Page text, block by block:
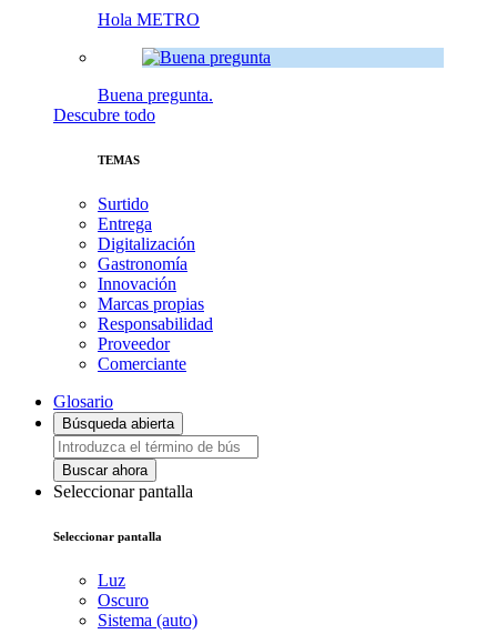
Hola METRO
Buena pregunta.
Descubre todo
TEMAS
Surtido
Entrega
Digitalización
Gastronomía
Innovación
Marcas propias
Responsabilidad
Proveedor
Comerciante
Glosario
Búsqueda abierta
Buscar ahora
Seleccionar pantalla
Seleccionar pantalla
Luz
Oscuro
Sistema (auto)